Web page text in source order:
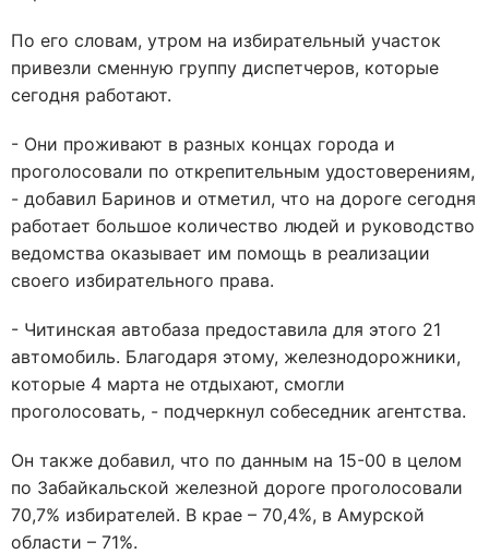
По его словам, утром на избирательный участок
привезли сменную группу диспетчеров, которые
сегодня работают.
- Они проживают в разных концах города и
проголосовали по открепительным удостоверениям,
- добавил Баринов и отметил, что на дороге сегодня
работает большое количество людей и руководство
ведомства оказывает им помощь в реализации
своего избирательного права.
- Читинская автобаза предоставила для этого 21
автомобиль. Благодаря этому, железнодорожники,
которые 4 марта не отдыхают, смогли
проголосовать, - подчеркнул собеседник агентства.
Он также добавил, что по данным на 15-00 в целом
по Забайкальской железной дороге проголосовали
70,7% избирателей. В крае – 70,4%, в Амурской
области – 71%.